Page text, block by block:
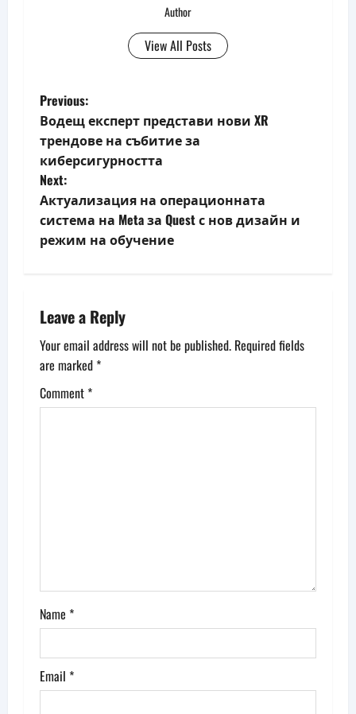
Author
View All Posts
P
o
s
t
n
v
i
g
a
Previous:
Водещ експерт представи нови XR
трендове на събитие за
киберсигурността
Next:
Актуализация на операционната
система на Meta за Quest с нов дизайн и
режим на обучение
Leave a Reply
Your email address will not be published. Required fields
are marked *
Comment *
Name *
Email *